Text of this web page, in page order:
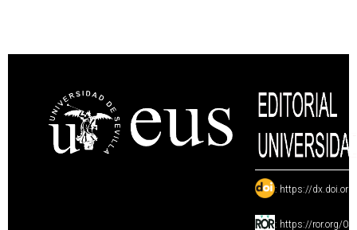
: https://
: https://ror.org/